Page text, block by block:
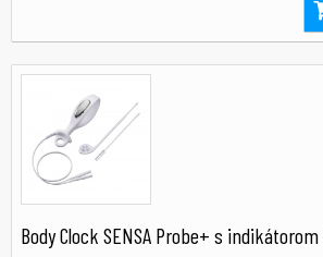
Body Clock SENSA Probe+ s